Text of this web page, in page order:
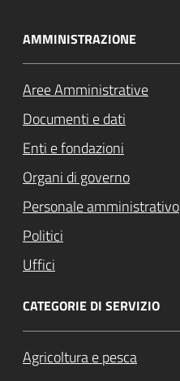
AMMINISTRAZIONE
Aree Amministrative
Documenti e dati
Enti e fondazioni
Organi di governo
Personale amministrativo
Politici
Uffici
CATEGORIE DI SERVIZIO
Agricoltura e pesca